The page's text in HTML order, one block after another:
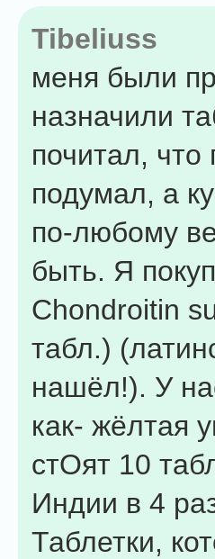
Tibeliuss
меня были
назначили
почитал,
подумал, а
по-любому
быть. Я
Chondroitin
табл.)
нашёл!). У
как- жёлтая
стОят 10
Индии в 4
Таблетки,